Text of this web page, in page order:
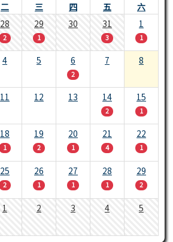
二 三 四 五
六
28
2
29
1
30 31
3
1
1
4 5 6
2
7 8
11 12 13 14
2
15
1
18
1
19
2
20
1
21
4
22
1
25
2
26
1
27
1
28
1
29
2
1 2 3 4 5